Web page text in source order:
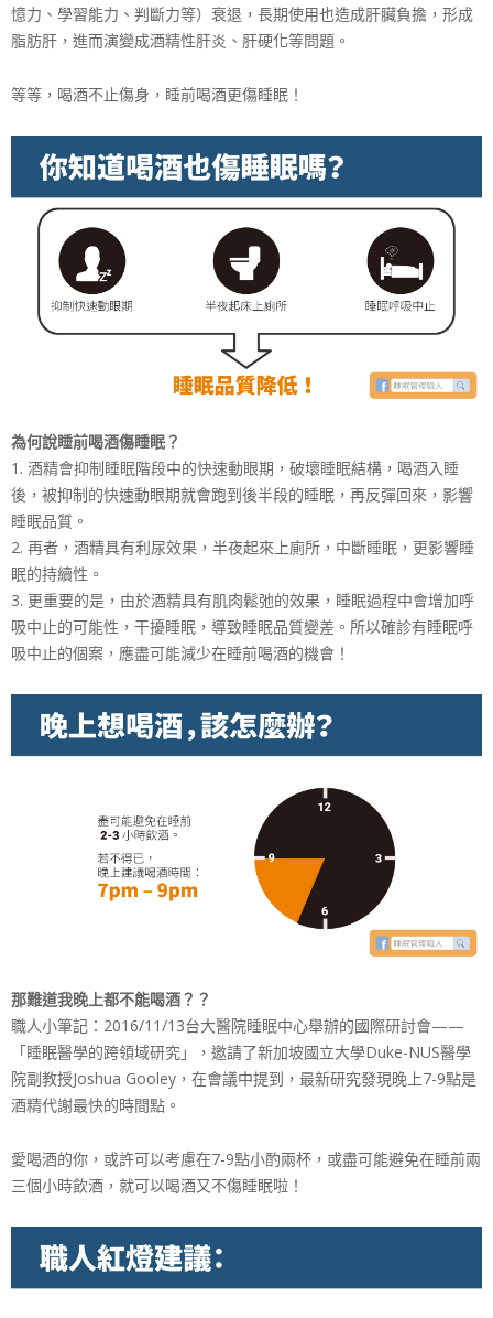
憶力、學習能力、判斷力等）衰退，長期使用也造成肝臟負擔，形成
脂肪肝，進而演變成酒精性肝炎、肝硬化等問題。
等等，喝酒不止傷身，睡前喝酒更傷睡眠！
為何說睡前喝酒傷睡眠？
1. 酒精會抑制睡眠階段中的快速動眼期，破壞睡眠結構，喝酒入睡
後，被抑制的快速動眼期就會跑到後半段的睡眠，再反彈回來，影響
睡眠品質。
2. 再者，酒精具有利尿效果，半夜起來上廁所，中斷睡眠，更影響睡
眠的持續性。
3. 更重要的是，由於酒精具有肌肉鬆弛的效果，睡眠過程中會增加呼
吸中止的可能性，干擾睡眠，導致睡眠品質變差。所以確診有睡眠呼
吸中止的個案，應盡可能減少在睡前喝酒的機會！
那難道我晚上都不能喝酒？？
職人小筆記：2016/11/13台大醫院睡眠中心舉辦的國際研討會——
「睡眠醫學的跨領域研究」，邀請了新加坡國立大學Duke-NUS醫學
院副教授Joshua Gooley，在會議中提到，最新研究發現晚上7-9點是
酒精代謝最快的時間點。
愛喝酒的你，或許可以考慮在7-9點小酌兩杯，或盡可能避免在睡前兩
三個小時飲酒，就可以喝酒又不傷睡眠啦！